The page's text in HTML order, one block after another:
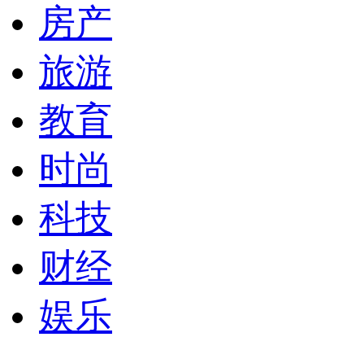
房产
旅游
教育
时尚
科技
财经
娱乐